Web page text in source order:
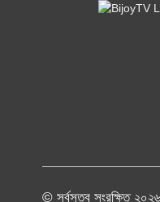
© সর্বসত্ব সংরক্ষিত